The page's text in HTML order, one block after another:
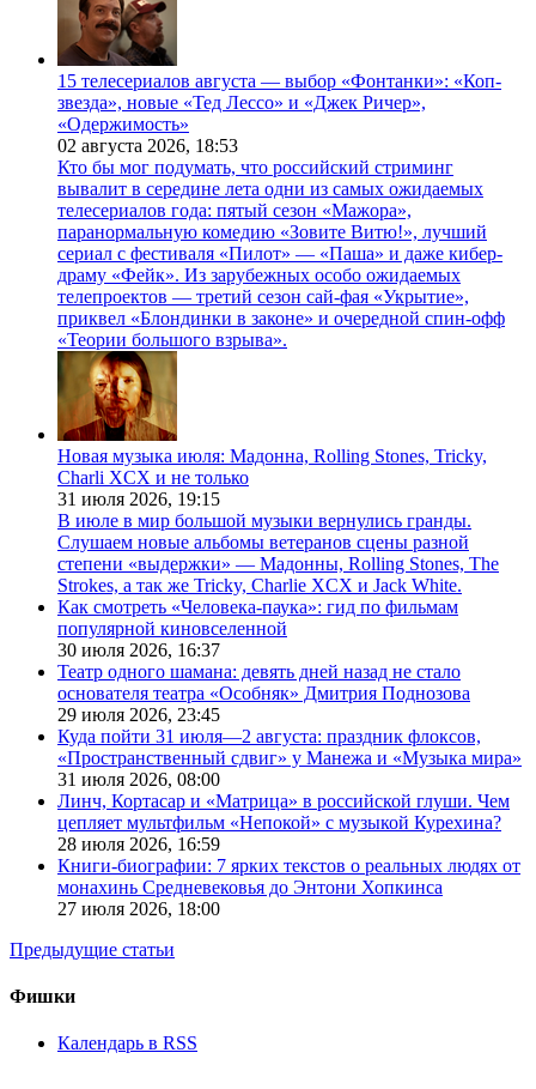
15 телесериалов августа — выбор «Фонтанки»: «Коп-
звезда», новые «Тед Лессо» и «Джек Ричер»,
«Одержимость»
02 августа 2026, 18:53
Кто бы мог подумать, что российский стриминг
вывалит в середине лета одни из самых ожидаемых
телесериалов года: пятый сезон «Мажора»,
паранормальную комедию «Зовите Витю!», лучший
сериал с фестиваля «Пилот» — «Паша» и даже кибер-
драму «Фейк». Из зарубежных особо ожидаемых
телепроектов — третий сезон сай-фая «Укрытие»,
приквел «Блондинки в законе» и очередной спин-офф
«Теории большого взрыва».
Новая музыка июля: Мадонна, Rolling Stones, Tricky,
Charli XCX и не только
31 июля 2026, 19:15
В июле в мир большой музыки вернулись гранды.
Слушаем новые альбомы ветеранов сцены разной
степени «выдержки» — Мадонны, Rolling Stones, The
Strokes, а так же Tricky, Charlie XCX и Jack White.
Как смотреть «Человека-паука»: гид по фильмам
популярной киновселенной
30 июля 2026, 16:37
Театр одного шамана: девять дней назад не стало
основателя театра «Особняк» Дмитрия Поднозова
29 июля 2026, 23:45
Куда пойти 31 июля—2 августа: праздник флоксов,
«Пространственный сдвиг» у Манежа и «Музыка мира»
31 июля 2026, 08:00
Линч, Кортасар и «Матрица» в российской глуши. Чем
цепляет мультфильм «Непокой» с музыкой Курехина?
28 июля 2026, 16:59
Книги-биографии: 7 ярких текстов о реальных людях от
монахинь Средневековья до Энтони Хопкинса
27 июля 2026, 18:00
Предыдущие статьи
Фишки
Календарь в RSS